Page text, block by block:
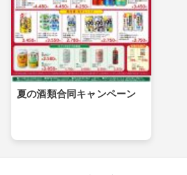
夏の酒類合同キャンペーン